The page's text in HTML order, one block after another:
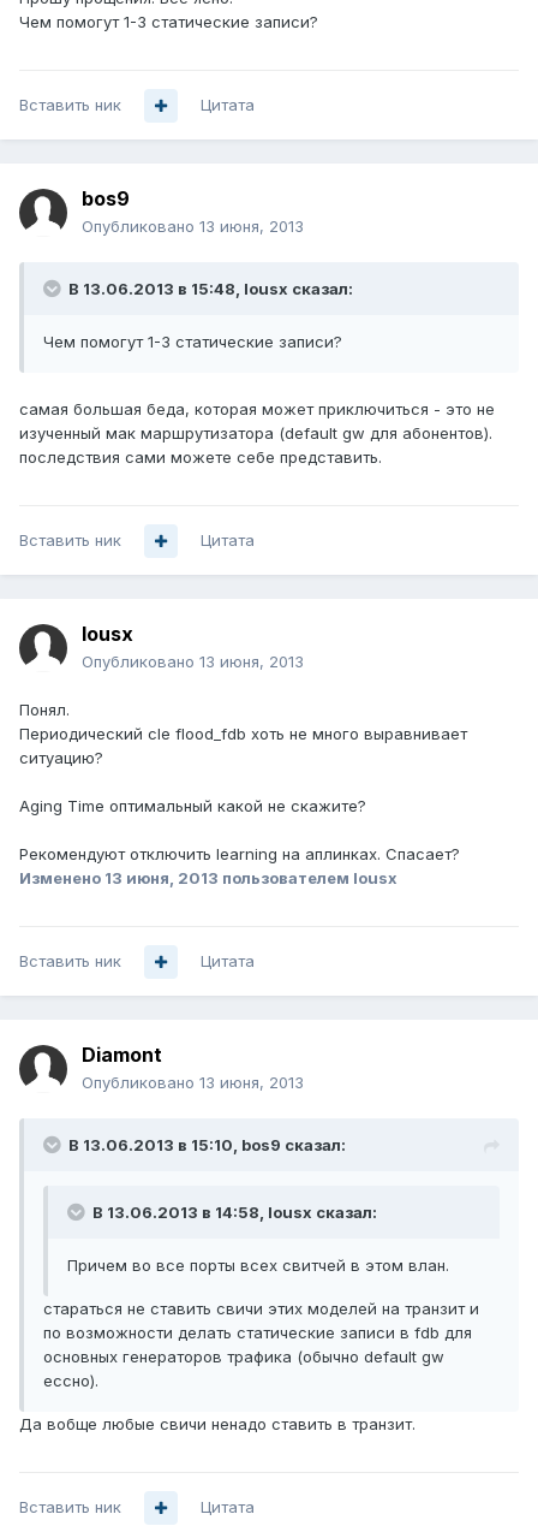
Чем помогут 1-3 статические записи?
Вставить ник Цитата
bos9
Опубликовано 13 июня, 2013
В 13.06.2013 в 15:48, lousx сказал:
Чем помогут 1-3 статические записи?
самая большая беда, которая может приключиться - это не
изученный мак маршрутизатора (default gw для абонентов).
последствия сами можете себе представить.
Вставить ник Цитата
lousx
Опубликовано 13 июня, 2013
Понял.
Периодический cle flood_fdb хоть не много выравнивает
ситуацию?
Aging Time оптимальный какой не скажите?
Рекомендуют отключить learning на аплинках. Спасает?
Изменено 13 июня, 2013 пользователем lousx
Вставить ник Цитата
Diamont
Опубликовано 13 июня, 2013
В 13.06.2013 в 15:10, bos9 сказал:
В 13.06.2013 в 14:58, lousx сказал:
Причем во все порты всех свитчей в этом влан.
стараться не ставить свичи этих моделей на транзит и
по возможности делать статические записи в fdb для
основных генераторов трафика (обычно default gw
ессно).
Да вобще любые свичи ненадо ставить в транзит.
Вставить ник Цитата